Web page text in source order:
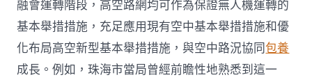
融會運轉階段，高空路網均可作為保證無人機運轉的
基本舉措措施，充足應用現有空中基本舉措措施和優
化布局高空新型基本舉措措施，與空中路況協同包養
成長。例如，珠海市當局曾經前瞻性地熟悉到這一